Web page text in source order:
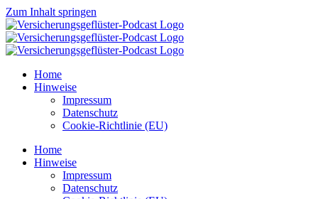
Zum Inhalt springen
Home
Hinweise
Impressum
Datenschutz
Cookie-Richtlinie (EU)
Home
Hinweise
Impressum
Datenschutz